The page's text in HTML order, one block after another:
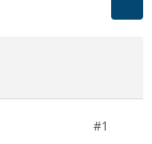
#1